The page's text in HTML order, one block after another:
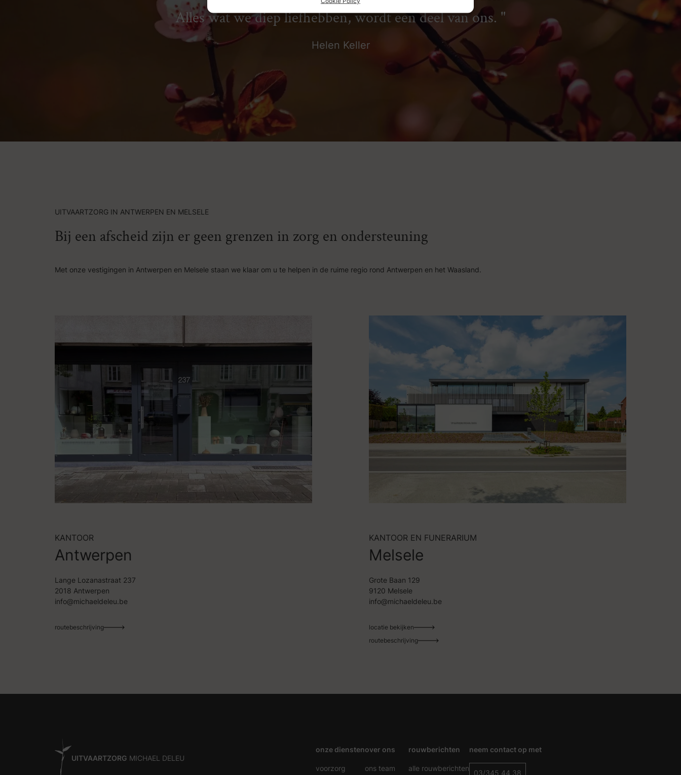
Alles wat we diep liefhebben, wordt een deel van ons.
Helen Keller
UITVAARTZORG IN ANTWERPEN EN MELSELE
Bij een afscheid zijn er geen grenzen in zorg en ondersteuning
Met onze vestigingen in Antwerpen en Melsele staan we klaar om u te helpen in de ruime regio rond Antwerpen en het Waasland.
KANTOOR
Antwerpen
Lange Lozanastraat 237
2018 Antwerpen
info@michaeldeleu.be
routebeschrijving
KANTOOR EN FUNERARIUM
Melsele
Grote Baan 129
9120 Melsele
info@michaeldeleu.be
locatie bekijken
routebeschrijving
UITVAARTZORG MICHAEL DELEU
onze diensten
voorzorg
over ons
ons team
rouwberichten
alle rouwberichten
neem contact op met
03/345 44 38